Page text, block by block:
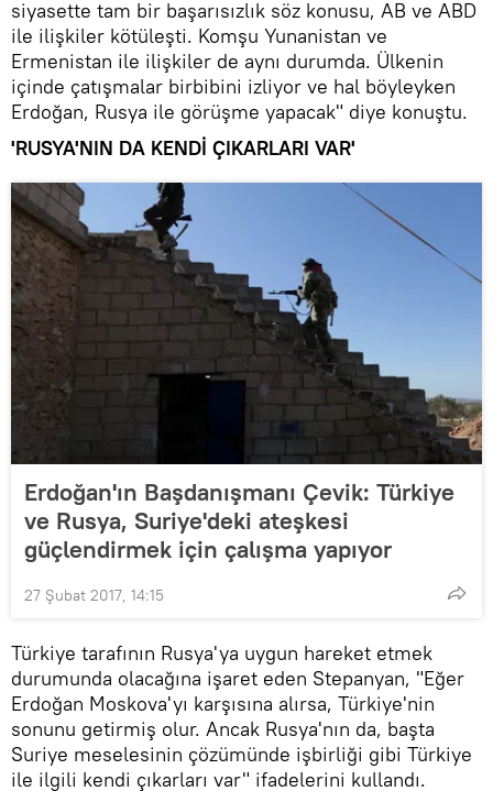
siyasette tam bir başarısızlık söz konusu, AB ve ABD
ile ilişkiler kötüleşti. Komşu Yunanistan ve
Ermenistan ile ilişkiler de aynı durumda. Ülkenin
içinde çatışmalar birbibini izliyor ve hal böyleyken
Erdoğan, Rusya ile görüşme yapacak" diye konuştu.
'RUSYA'NIN DA KENDİ ÇIKARLARI VAR'
Erdoğan'ın Başdanışmanı Çevik: Türkiye
ve Rusya, Suriye'deki ateşkesi
güçlendirmek için çalışma yapıyor
27 Şubat 2017, 14:15
Türkiye tarafının Rusya'ya uygun hareket etmek
durumunda olacağına işaret eden Stepanyan, "Eğer
Erdoğan Moskova'yı karşısına alırsa, Türkiye'nin
sonunu getirmiş olur. Ancak Rusya'nın da, başta
Suriye meselesinin çözümünde işbirliği gibi Türkiye
ile ilgili kendi çıkarları var" ifadelerini kullandı.